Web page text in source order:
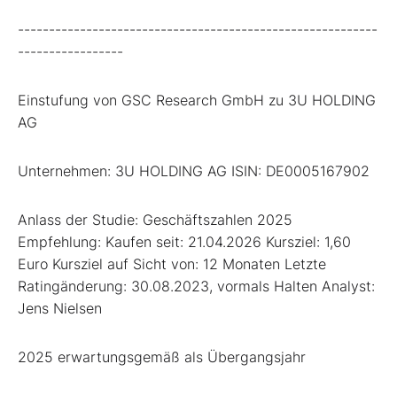
----------------------------------------------------------
-----------------
Einstufung von GSC Research GmbH zu 3U HOLDING
AG
Unternehmen: 3U HOLDING AG ISIN: DE0005167902
Anlass der Studie: Geschäftszahlen 2025
Empfehlung: Kaufen seit: 21.04.2026 Kursziel: 1,60
Euro Kursziel auf Sicht von: 12 Monaten Letzte
Ratingänderung: 30.08.2023, vormals Halten Analyst:
Jens Nielsen
2025 erwartungsgemäß als Übergangsjahr